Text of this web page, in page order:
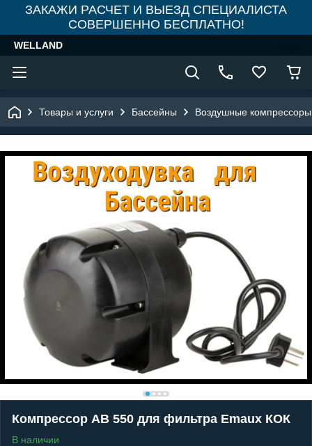
ЗАКАЖИ РАСЧЕТ И ВЫЕЗД СПЕЦИАЛИСТА
СОВЕРШЕННО БЕСПЛАТНО!
WELLAND
Товары и услуги Бассейны Воздушные
Компрессор AB 550 для фильтра Emaux КОК
В наличии